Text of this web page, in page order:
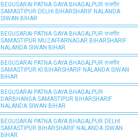
BEGUSARAI PATNA GAYA BHAGALPUR राजगीर
SAMASTIPUR DELHI BIHARSHARIF NALANDA
SIWAN BIHAR
BEGUSARAI PATNA GAYA BHAGALPUR राजगीर
SAMASTIPUR MUZAFFARNAGAR BIHARSHARIF
NALANDA SIWAN BIHAR
BEGUSARAI PATNA GAYA BHAGALPUR राजगीर
SAMASTIPUR KI BIHARSHARIF NALANDA SIWAN
BIHAR
BEGUSARAI PATNA GAYA BHAGALPUR
DARBHANGA SAMASTIPUR BIHARSHARIF
NALANDA SIWAN BIHAR
BEGUSARAI PATNA GAYA BHAGALPUR DELHI
SAMASTIPUR BIHARSHARIF NALANDA SIWAN
BIHAR